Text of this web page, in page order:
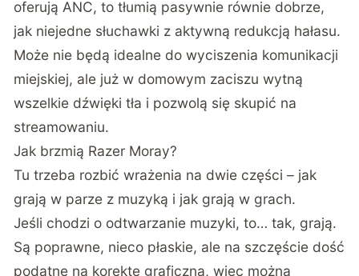
oferują ANC, to tłumią pasywnie równie dobrze,
jak niejedne słuchawki z aktywną redukcją hałasu.
Może nie będą idealne do wyciszenia komunikacji
miejskiej, ale już w domowym zaciszu wytną
wszelkie dźwięki tła i pozwolą się skupić na
streamowaniu.
Jak brzmią Razer Moray?
Tu trzeba rozbić wrażenia na dwie części – jak
grają w parze z muzyką i jak grają w grach.
Jeśli chodzi o odtwarzanie muzyki, to… tak, grają.
Są poprawne, nieco płaskie, ale na szczęście dość
podatne na korektę graficzną, więc można